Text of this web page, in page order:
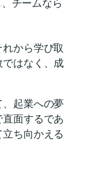
チームなら
から学び取
ではなく、成
起業への夢
面するであ
ち向かえる